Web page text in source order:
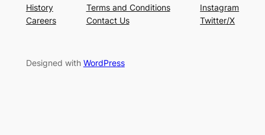
History
Careers
Terms and Conditions
Contact Us
Instagram
Twitter/X
Designed with WordPress